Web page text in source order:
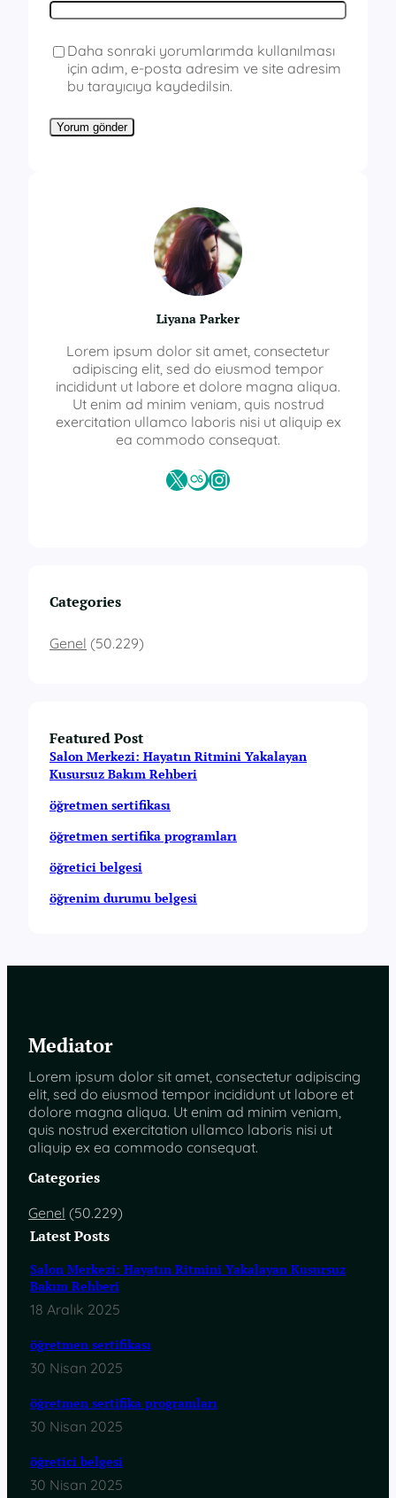
Daha sonraki yorumlarımda kullanılması
için adım, e-posta adresim ve site adresim
bu tarayıcıya kaydedilsin.
Liyana Parker
Lorem ipsum dolor sit amet, consectetur
adipiscing elit, sed do eiusmod tempor
incididunt ut labore et dolore magna aliqua.
Ut enim ad minim veniam, quis nostrud
exercitation ullamco laboris nisi ut aliquip ex
ea commodo consequat.
X Last.fmInstagram
Categories
Genel (50.229)
Featured Post
Salon Merkezi: Hayatın Ritmini Yakalayan
Kusursuz Bakım Rehberi
öğretmen sertifikası
öğretmen sertifika programları
öğretici belgesi
öğrenim durumu belgesi
Mediator
Lorem ipsum dolor sit amet, consectetur adipiscing
elit, sed do eiusmod tempor incididunt ut labore et
dolore magna aliqua. Ut enim ad minim veniam,
quis nostrud exercitation ullamco laboris nisi ut
aliquip ex ea commodo consequat.
Categories
Genel (50.229)
Latest Posts
Salon Merkezi: Hayatın Ritmini Yakalayan Kusursuz
Bakım Rehberi
18 Aralık 2025
öğretmen sertifikası
30 Nisan 2025
öğretmen sertifika programları
30 Nisan 2025
öğretici belgesi
30 Nisan 2025